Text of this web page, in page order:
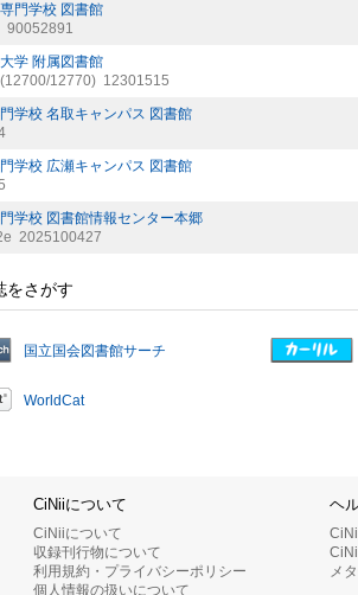
門学校 図書館
90052891
学 附属図書館
12770) 12301515
学校 名取キャンパス 図書館
学校 広瀬キャンパス 図書館
学校 図書館情報センター本郷
2025100427
をさがす
国立国会図書館サーチ
WorldCat
CiNiiについて
CiNiiについて
収録刊行物について
利用規約・プライバシーポリシー
個人情報の扱いについて
ヘ
メ